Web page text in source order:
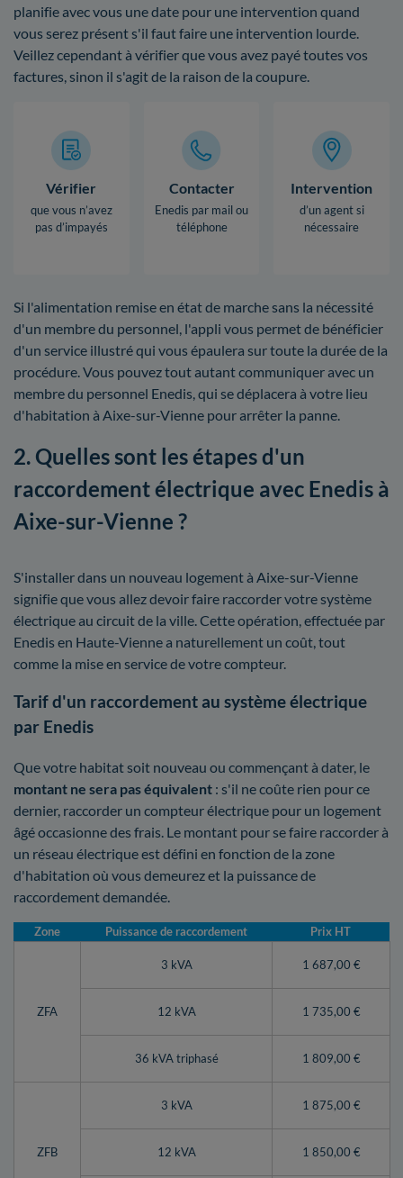
planifie avec vous une date pour une intervention quand
vous serez présent s'il faut faire une intervention lourde.
Veillez cependant à vérifier que vous avez payé toutes vos
factures, sinon il s'agit de la raison de la coupure.
Vérifier
que vous n’avez
pas d’impayés
Contacter
Enedis par mail ou
téléphone
Intervention
d’un agent si
nécessaire
Si l'alimentation remise en état de marche sans la nécessité
d'un membre du personnel, l'appli vous permet de bénéficier
d'un service illustré qui vous épaulera sur toute la durée de la
procédure. Vous pouvez tout autant communiquer avec un
membre du personnel Enedis, qui se déplacera à votre lieu
d'habitation à Aixe-sur-Vienne pour arrêter la panne.
2. Quelles sont les étapes d'un
raccordement électrique avec Enedis à
Aixe-sur-Vienne ?
S'installer dans un nouveau logement à Aixe-sur-Vienne
signifie que vous allez devoir faire raccorder votre système
électrique au circuit de la ville. Cette opération, effectuée par
Enedis en Haute-Vienne a naturellement un coût, tout
comme la mise en service de votre compteur.
Tarif d'un raccordement au système électrique
par Enedis
Que votre habitat soit nouveau ou commençant à dater, le
montant ne sera pas équivalent : s'il ne coûte rien pour ce
dernier, raccorder un compteur électrique pour un logement
âgé occasionne des frais. Le montant pour se faire raccorder à
un réseau électrique est défini en fonction de la zone
d'habitation où vous demeurez et la puissance de
raccordement demandée.
Zone Puissance de raccordement Prix HT
ZFA
3 kVA 1 687,00 €
12 kVA 1 735,00 €
36 kVA triphasé 1 809,00 €
ZFB
3 kVA 1 875,00 €
12 kVA 1 850,00 €